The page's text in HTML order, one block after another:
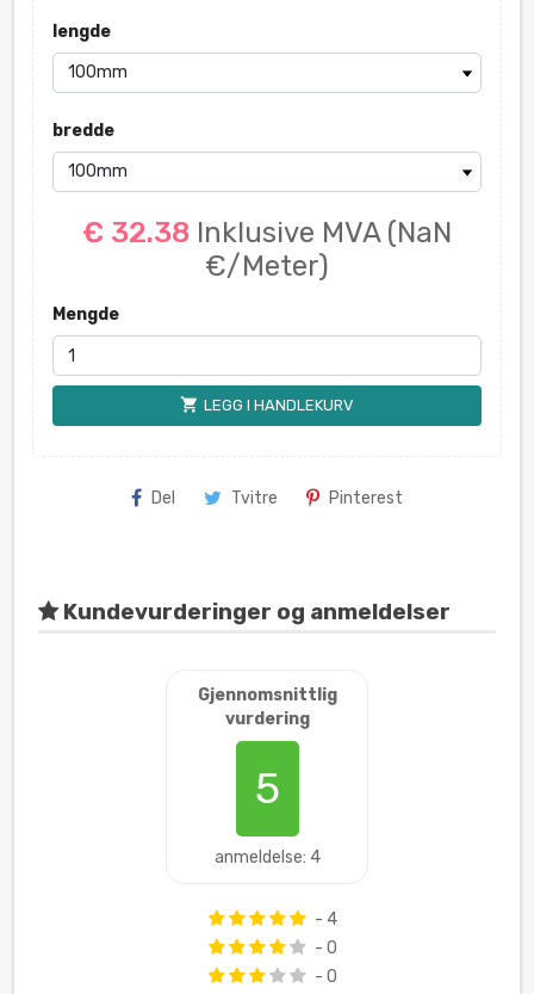
lengde
bredde
€ 32.38 Inklusive MVA (NaN
€/Meter)
Mengde
shopping_cart LEGG I HANDLEKURV
Del Tvitre Pinterest
Kundevurderinger og anmeldelser
Gjennomsnittlig
vurdering
5
anmeldelse: 4
- 4
- 0
- 0